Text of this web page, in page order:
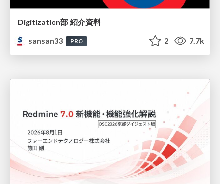
Digitization部 紹介資料
sansan33
PRO 2 7.7k